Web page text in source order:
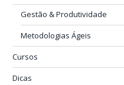
Gestão & Produtividade
Metodologias Ágeis
Cursos
Dicas